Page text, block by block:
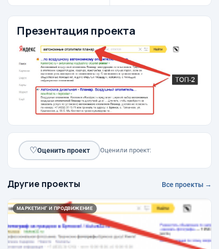
Презентация проекта
♡Оценить проект Оценили проект:
Другие проекты Все проекты →
МАРКЕТИНГ И ПРОДВИЖЕНИЕ